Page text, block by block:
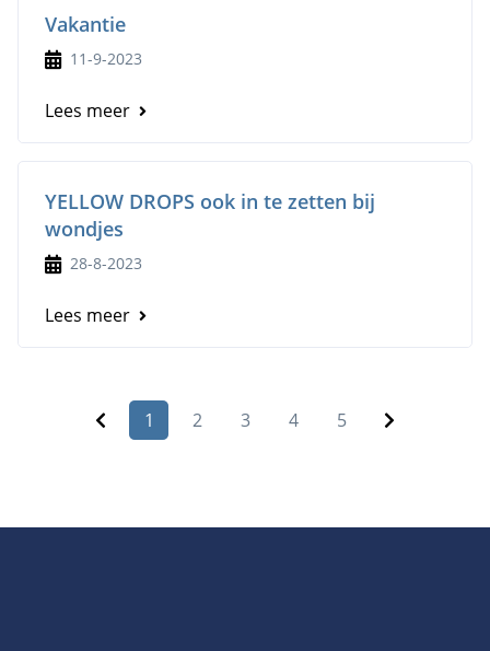
Vakantie
11-9-2023
Lees meer
YELLOW DROPS ook in te zetten bij
wondjes
28-8-2023
Lees meer
1 2 3 4 5